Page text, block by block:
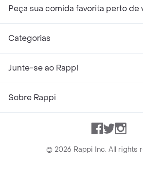
Peça sua comida favorita perto de
Categorias
Junte-se ao Rappi
Sobre Rappi
Facebook
Twitter
© 2026 Rappi Inc. All rights